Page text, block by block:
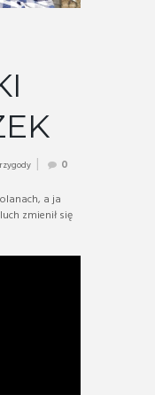
0
a ja
zmienił się